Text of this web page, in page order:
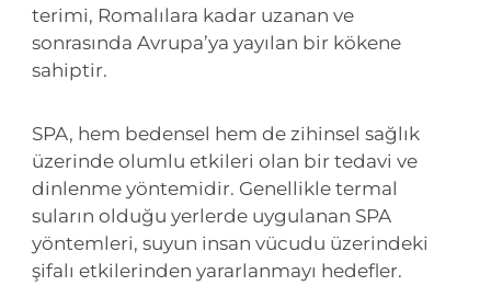
terimi, Romalılara kadar uzanan ve
sonrasında Avrupa’ya yayılan bir kökene
sahiptir.
SPA, hem bedensel hem de zihinsel sağlık
üzerinde olumlu etkileri olan bir tedavi ve
dinlenme yöntemidir. Genellikle termal
suların olduğu yerlerde uygulanan SPA
yöntemleri, suyun insan vücudu üzerindeki
şifalı etkilerinden yararlanmayı hedefler.